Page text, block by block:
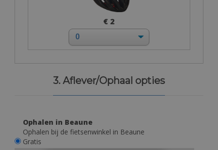
€ 2
3. Aflever/Ophaal opties
Ophalen in Beaune
Ophalen bij de fietsenwinkel in Beaune
Gratis